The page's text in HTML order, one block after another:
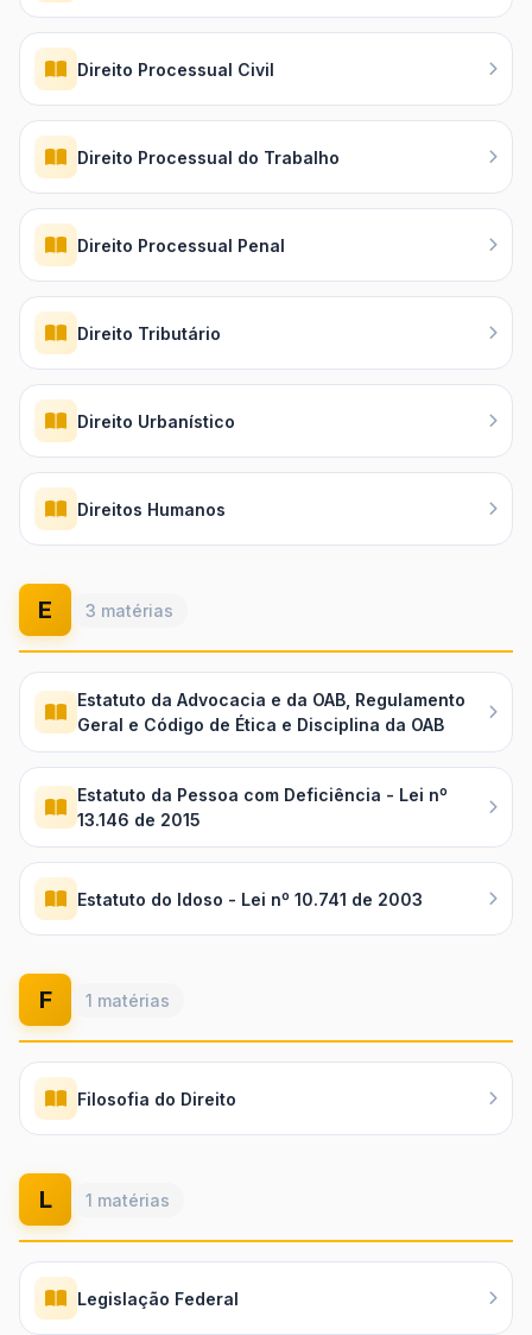
Direito Processual Civil
Direito Processual do Trabalho
Direito Processual Penal
Direito Tributário
Direito Urbanístico
Direitos Humanos
E 3 matérias
Estatuto da Advocacia e da OAB, Regulamento
Geral e Código de Ética e Disciplina da OAB
Estatuto da Pessoa com Deficiência - Lei nº
13.146 de 2015
Estatuto do Idoso - Lei nº 10.741 de 2003
F 1 matérias
Filosofia do Direito
L 1 matérias
Legislação Federal